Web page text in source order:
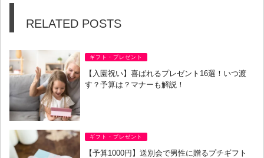
RELATED POSTS
ギフト・プレゼント
【入園祝い】喜ばれるプレゼント16選！いつ渡
す？予算は？マナーも解説！
ギフト・プレゼント
【予算1000円】送別会で男性に贈るプチギフト